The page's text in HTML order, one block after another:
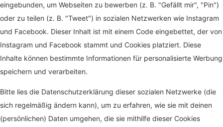
eingebunden, um Webseiten zu bewerben (z. B. "Gefällt mir", "Pin")
oder zu teilen (z. B. "Tweet") in sozialen Netzwerken wie Instagram
und Facebook. Dieser Inhalt ist mit einem Code eingebettet, der von
Instagram und Facebook stammt und Cookies platziert. Diese
Inhalte können bestimmte Informationen für personalisierte Werbung
speichern und verarbeiten.
Bitte lies die Datenschutzerklärung dieser sozialen Netzwerke (die
sich regelmäßig ändern kann), um zu erfahren, wie sie mit deinen
(persönlichen) Daten umgehen, die sie mithilfe dieser Cookies